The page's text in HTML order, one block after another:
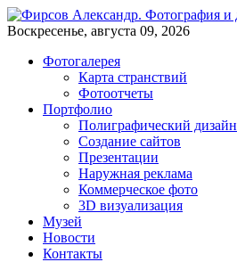
Воскресенье, августа 09, 2026
Фотогалерея
Карта странствий
Фотоотчеты
Портфолио
Полиграфический дизайн
Создание сайтов
Презентации
Наружная реклама
Коммерческое фото
3D визуализация
Музей
Новости
Контакты